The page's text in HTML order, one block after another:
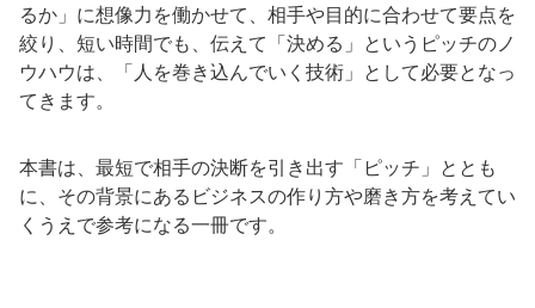
るか」に想像力を働かせて、相手や目的に合わせて要点を
絞り、短い時間でも、伝えて「決める」というピッチのノ
ウハウは、「人を巻き込んでいく技術」として必要となっ
てきます。
本書は、最短で相手の決断を引き出す「ピッチ」ととも
に、その背景にあるビジネスの作り方や磨き方を考えてい
くうえで参考になる一冊です。